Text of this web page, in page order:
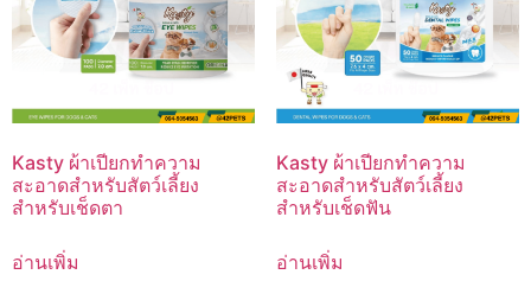
Kasty ผ้าเปียกทำความ
สะอาดสำหรับสัตว์เลี้ยง
สำหรับเช็ดตา
อ่านเพิ่ม
Kasty ผ้าเปียกทำความ
สะอาดสำหรับสัตว์เลี้ยง
สำหรับเช็ดฟัน
อ่านเพิ่ม